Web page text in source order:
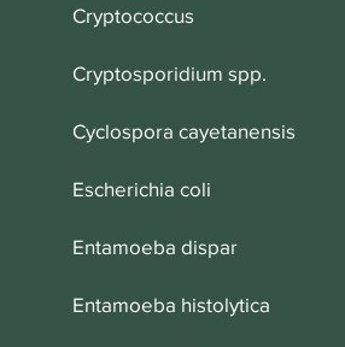
Cryptococcus
Cryptosporidium spp.
Cyclospora cayetanensis
Escherichia coli
Entamoeba dispar
Entamoeba histolytica